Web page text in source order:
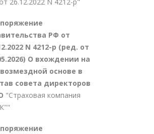
РФ от
N 4212-р (ред. от
О вхождении на
основе в
совета директоров
"Страховая компания